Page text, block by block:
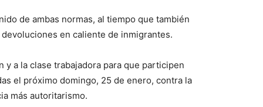
de ambas normas, al tiempo que también
en caliente de inmigrantes.
y a la clase trabajadora para que participen
el próximo domingo, 25 de enero, contra la
más autoritarismo.